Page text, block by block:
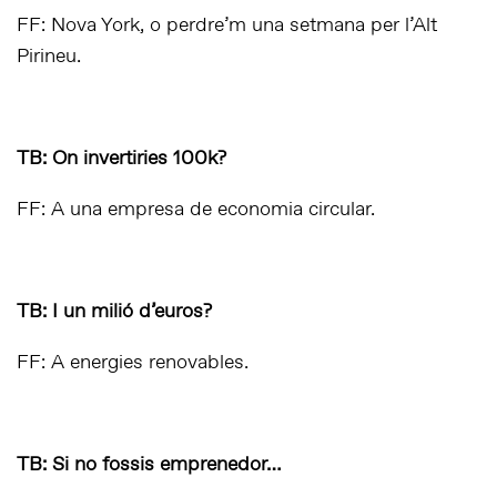
FF: Nova York, o perdre’m una setmana per l’Alt
Pirineu.
TB: On invertiries 100k?
FF: A una empresa de economia circular.
TB: I un milió d’euros?
FF: A energies renovables.
TB: Si no fossis emprenedor…